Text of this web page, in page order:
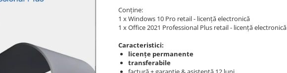
Conține:
1 x Windows 10 Pro retail - licență electronică
1 x Office 2021 Professional Plus retail - licență electronică
Caracteristici:
licențe permanente
transferabile